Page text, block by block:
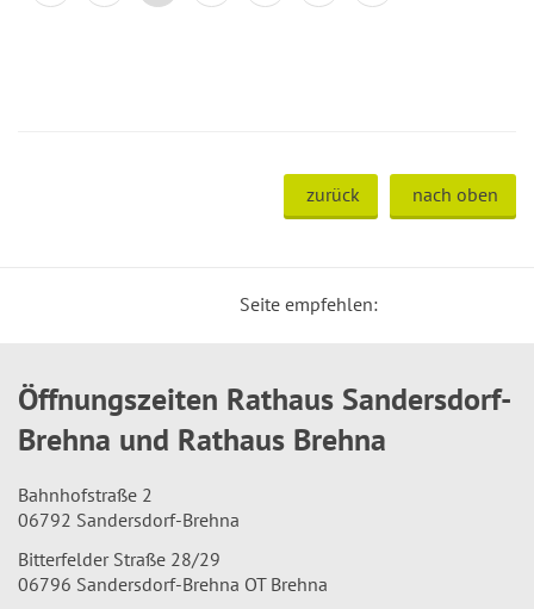
zurück nach oben
Seite empfehlen:
Öffnungszeiten Rathaus Sandersdorf-
Brehna und Rathaus Brehna
Bahnhofstraße 2
06792 Sandersdorf-Brehna
Bitterfelder Straße 28/29
06796 Sandersdorf-Brehna OT Brehna